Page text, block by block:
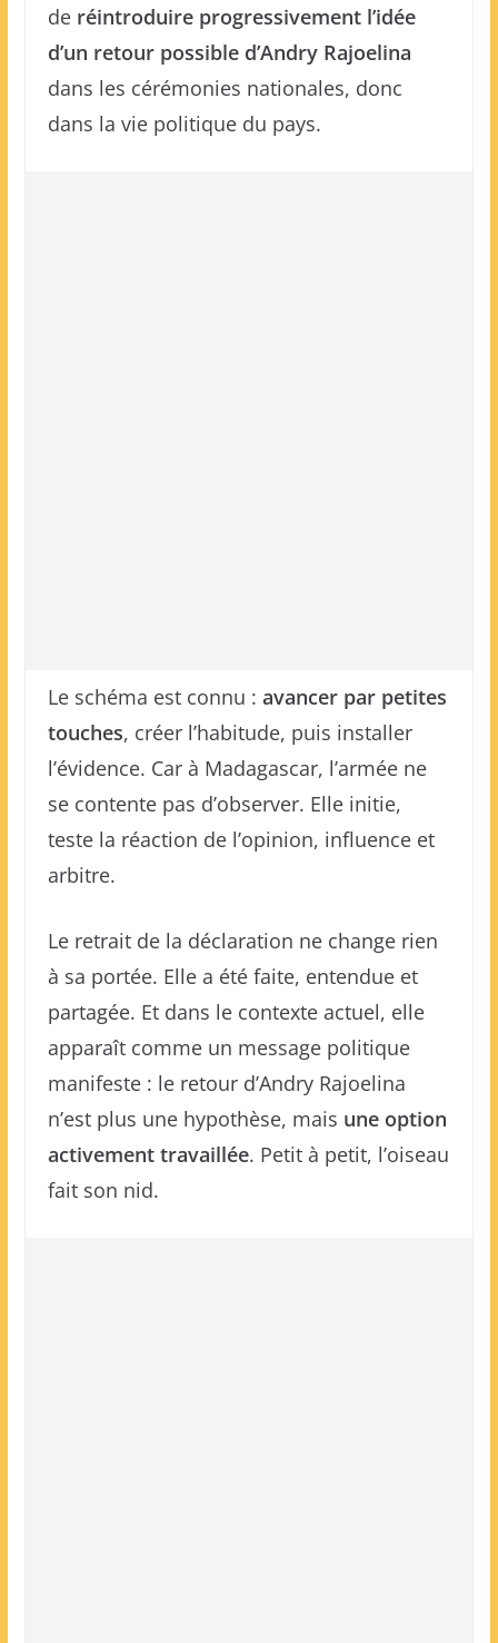
de réintroduire progressivement l’idée
d’un retour possible d’Andry Rajoelina
dans les cérémonies nationales, donc
dans la vie politique du pays.
Le schéma est connu : avancer par petites
touches, créer l’habitude, puis installer
l’évidence. Car à Madagascar, l’armée ne
se contente pas d’observer. Elle initie,
teste la réaction de l’opinion, influence et
arbitre.
Le retrait de la déclaration ne change rien
à sa portée. Elle a été faite, entendue et
partagée. Et dans le contexte actuel, elle
apparaît comme un message politique
manifeste : le retour d’Andry Rajoelina
n’est plus une hypothèse, mais une option
activement travaillée. Petit à petit, l’oiseau
fait son nid.